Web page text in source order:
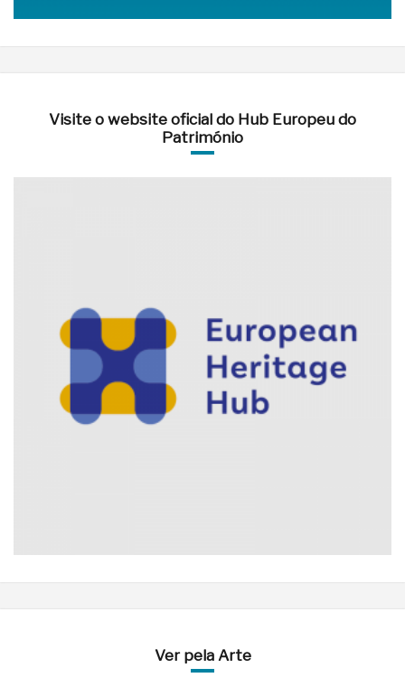
Visite o website oficial do Hub Europeu do
Património
Ver pela Arte